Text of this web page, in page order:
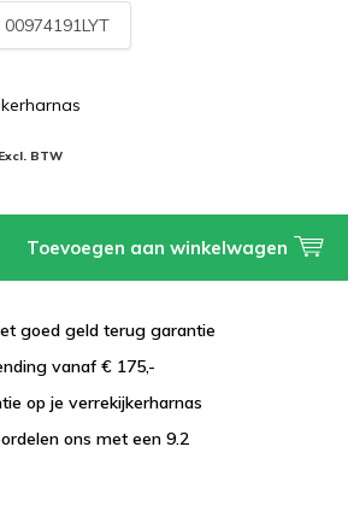
00974191LYT
BTW
Toevoegen aan winkelwagen
goed geld terug garantie
vanaf € 175,-
op je verrekijkerharnas
ons met een 9.2